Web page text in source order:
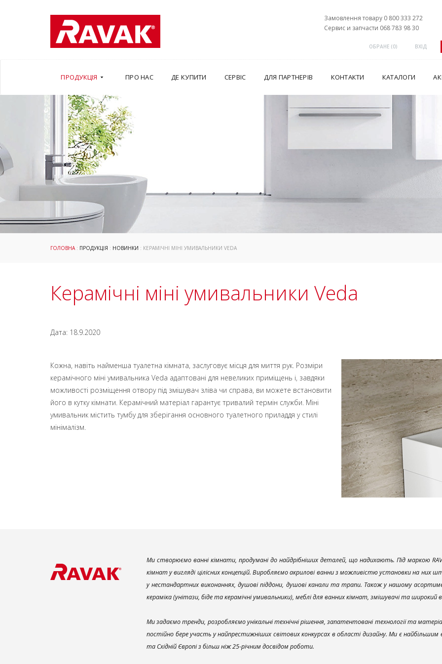
Замовлення товару 0 800 333 272
Сервис и запчасти 068 783 98 30
ОБРАНЕ (0) ВХІД
ПРОДУКЦІЯ ПРО НАС ДЕ КУПИТИ СЕРВІС ДЛЯ ПАРТНЕРІВ КОНТАКТИ КАТАЛОГИ
ГОЛОВНА: ПРОДУКЦІЯ : НОВИНКИ : КЕРАМІЧНІ МІНІ УМИВАЛЬНИКИ VEDA
Керамічні міні умивальники Veda
Дата: 18.9.2020
Кожна, навіть найменша туалетна кімната, заслуговує місця для миття рук. Розміри
керамічного міні умивальника Veda адаптовані для невеликих приміщень і, завдяки
можливості розміщення отвору під змішувач зліва чи справа, ви можете встановити
його в кутку кімнати. Керамічний матеріал гарантує тривалий термін служби. Міні
умивальник містить тумбу для зберігання основного туалетного приладдя у стилі
мінімалізм.
Ми створюємо ванні кімнати, продумані до найдрібніших деталей, що надихають. Під маркою
кімнат у вигляді цілісних концепцій. Виробляємо акрилові ванни з можливістю установки на них
у нестандартних виконаннях, душові піддони, душові канали та трапи. Також у нашому
кераміка (унітази, біде та керамічні умивальники), меблі для ванних кімнат, змішувачі та широкий
Ми задаємо тренди, розробляємо унікальні технічні рішення, запатентовані технології та
постійно бере участь у найпрестижніших світових конкурсах в області дизайну. Ми є
та Східній Європі з більш ніж 25-річним досвідом роботи.